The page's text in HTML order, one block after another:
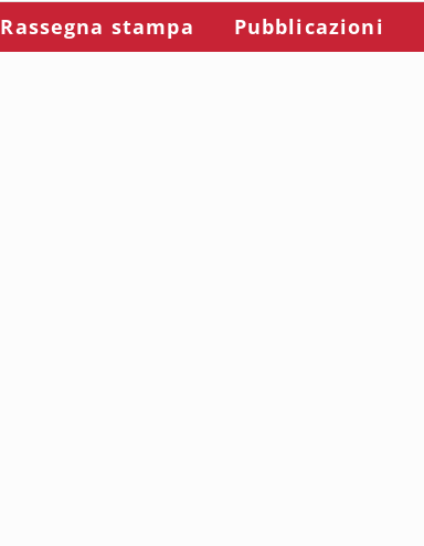
Rassegna stampa Pubblicazioni